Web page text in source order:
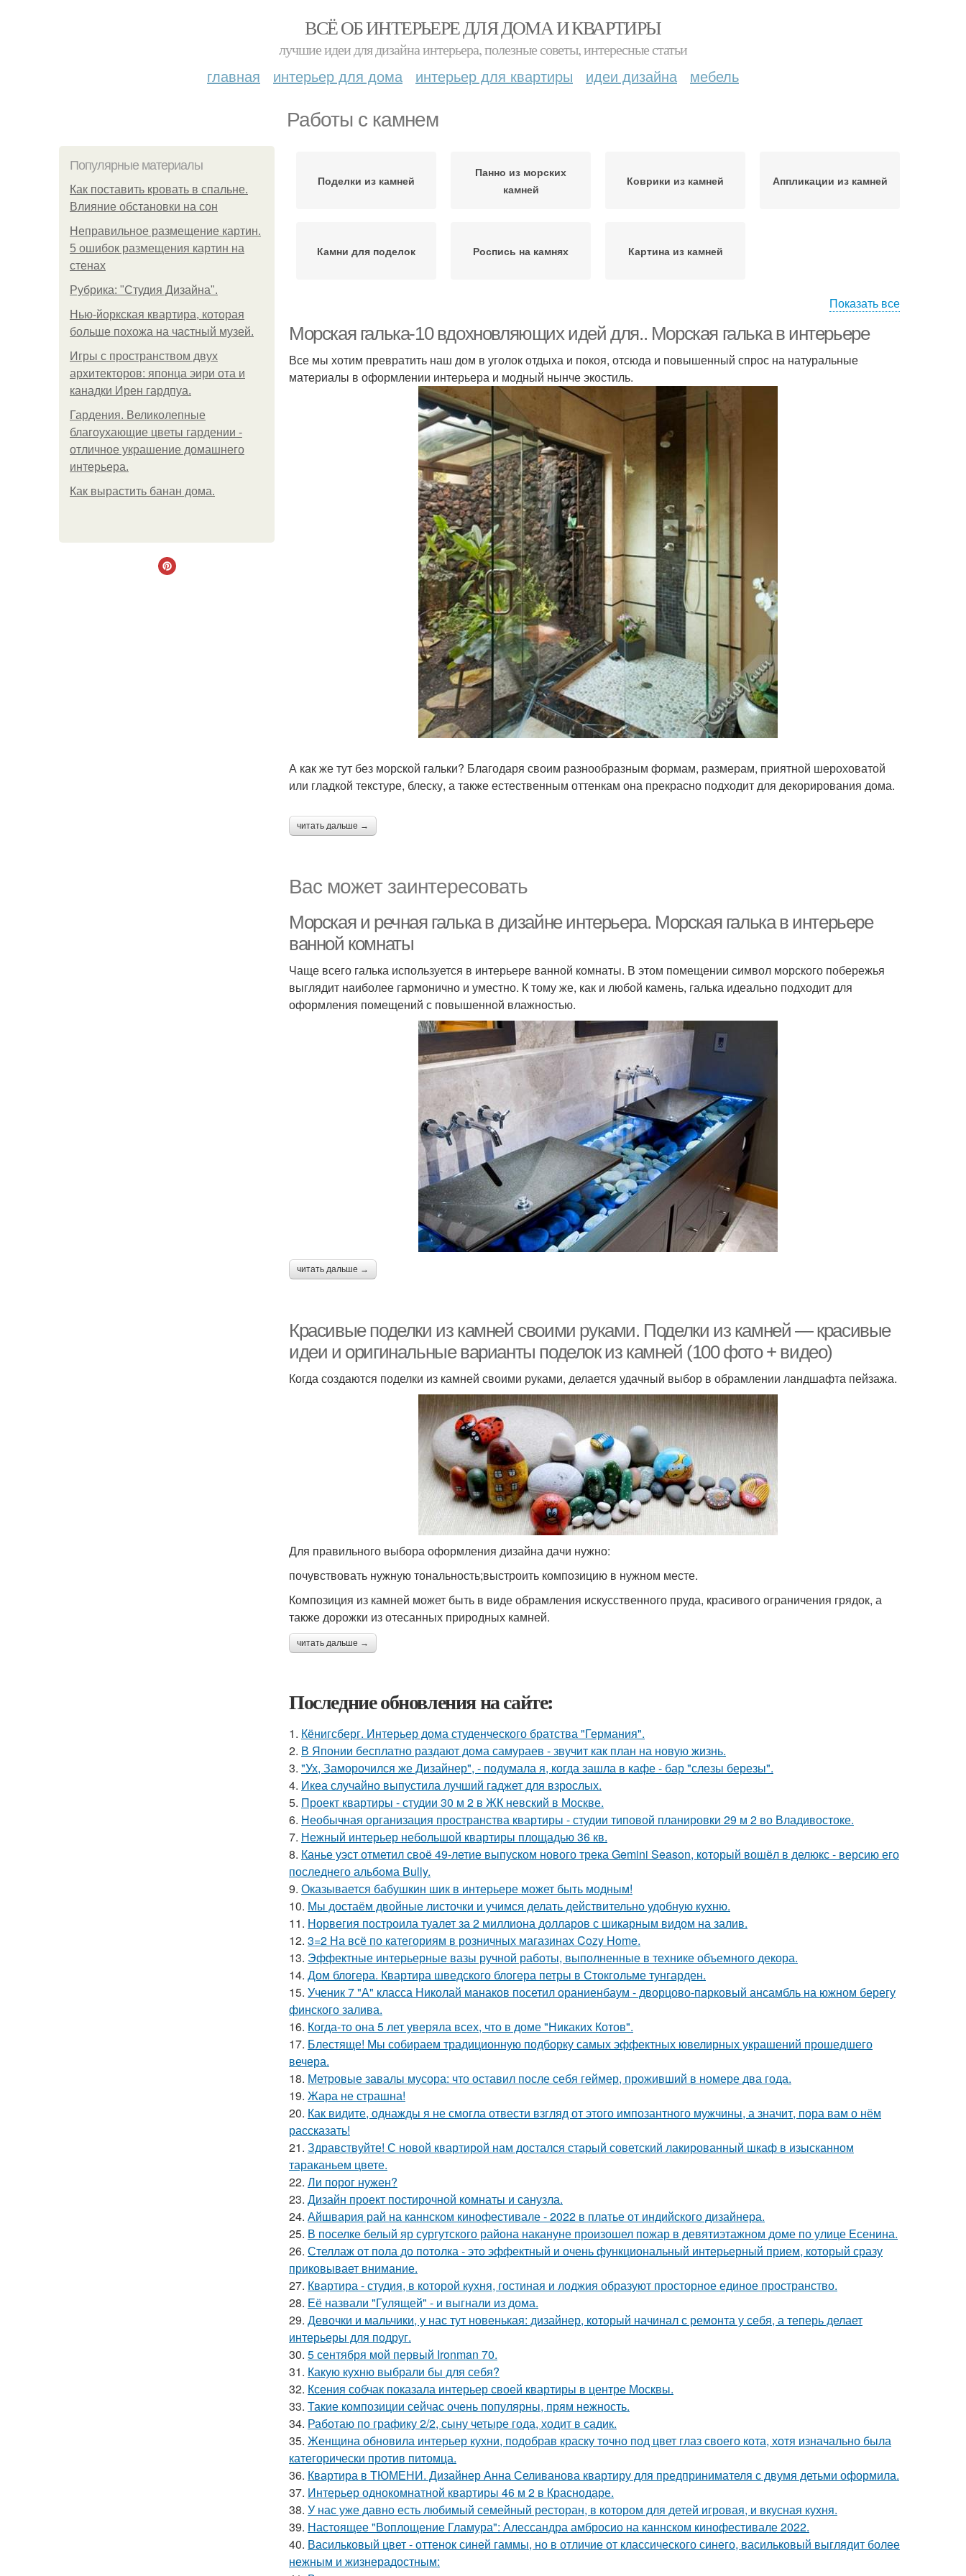
ВСЁ ОБ ИНТЕРЬЕРЕ ДЛЯ ДОМА И КВАРТИРЫ
лучшие идеи для дизайна интерьера, полезные советы, интересные статьи
главная интерьер для дома интерьер для квартиры идеи дизайна мебель
Работы с камнем
Популярные материалы
Как поставить кровать в спальне.
Влияние обстановки на сон
Неправильное размещение картин.
5 ошибок размещения картин на
стенах
Рубрика: "Студия Дизайна".
Нью-йоркская квартира, которая
больше похожа на частный музей.
Игры с пространством двух
архитекторов: японца эири ота и
канадки Ирен гардпуа.
Гардения. Великолепные
благоухающие цветы гардении -
отличное украшение домашнего
интерьера.
Как вырастить банан дома.
Поделки из камней
Панно из морских
камней
Коврики из камней Аппликации из камней
Камни для поделок Роспись на камнях Картина из камней
Показать все
Морская галька-10 вдохновляющих идей для.. Морская галька в интерьере
Все мы хотим превратить наш дом в уголок отдыха и покоя, отсюда и повышенный спрос на натуральные
материалы в оформлении интерьера и модный нынче экостиль.
А как же тут без морской гальки? Благодаря своим разнообразным формам, размерам, приятной шероховатой
или гладкой текстуре, блеску, а также естественным оттенкам она прекрасно подходит для декорирования дома.
читать дальше →
Вас может заинтересовать
Морская и речная галька в дизайне интерьера. Морская галька в интерьере
ванной комнаты
Чаще всего галька используется в интерьере ванной комнаты. В этом помещении символ морского побережья
выглядит наиболее гармонично и уместно. К тому же, как и любой камень, галька идеально подходит для
оформления помещений с повышенной влажностью.
читать дальше →
Красивые поделки из камней своими руками. Поделки из камней — красивые
идеи и оригинальные варианты поделок из камней (100 фото + видео)
Когда создаются поделки из камней своими руками, делается удачный выбор в обрамлении ландшафта пейзажа.
Для правильного выбора оформления дизайна дачи нужно:
почувствовать нужную тональность;выстроить композицию в нужном месте.
Композиция из камней может быть в виде обрамления искусственного пруда, красивого ограничения грядок, а
также дорожки из отесанных природных камней.
читать дальше →
Последние обновления на сайте:
1. Кёнигсберг. Интерьер дома студенческого братства "Германия".
2. В Японии бесплатно раздают дома самураев - звучит как план на новую жизнь.
3. "Ух, Заморочился же Дизайнер", - подумала я, когда зашла в кафе - бар "слезы березы".
4. Икеа случайно выпустила лучший гаджет для взрослых.
5. Проект квартиры - студии 30 м 2 в ЖК невский в Москве.
6. Необычная организация пространства квартиры - студии типовой планировки 29 м 2 во Владивостоке.
7. Нежный интерьер небольшой квартиры площадью 36 кв.
8. Канье уэст отметил своё 49-летие выпуском нового трека Gemini Season, который вошёл в делюкс - версию его
последнего альбома Bully.
9. Оказывается бабушкин шик в интерьере может быть модным!
10. Мы достаём двойные листочки и учимся делать действительно удобную кухню.
11. Норвегия построила туалет за 2 миллиона долларов с шикарным видом на залив.
12. 3=2 На всё по категориям в розничных магазинах Cozy Home.
13. Эффектные интерьерные вазы ручной работы, выполненные в технике объемного декора.
14. Дом блогера. Квартира шведского блогера петры в Стокгольме тунгарден.
15. Ученик 7 "А" класса Николай манаков посетил ораниенбаум - дворцово-парковый ансамбль на южном берегу
финского залива.
16. Когда-то она 5 лет уверяла всех, что в доме "Никаких Котов".
17. Блестяще! Мы собираем традиционную подборку самых эффектных ювелирных украшений прошедшего
вечера.
18. Метровые завалы мусора: что оставил после себя геймер, проживший в номере два года.
19. Жара не страшна!
20. Как видите, однажды я не смогла отвести взгляд от этого импозантного мужчины, а значит, пора вам о нём
рассказать!
21. Здравствуйте! С новой квартирой нам достался старый советский лакированный шкаф в изысканном
тараканьем цвете.
22. Ли порог нужен?
23. Дизайн проект постирочной комнаты и санузла.
24. Айшвария рай на каннском кинофестивале - 2022 в платье от индийского дизайнера.
25. В поселке белый яр сургутского района накануне произошел пожар в девятиэтажном доме по улице Есенина.
26. Стеллаж от пола до потолка - это эффектный и очень функциональный интерьерный прием, который сразу
приковывает внимание.
27. Квартира - студия, в которой кухня, гостиная и лоджия образуют просторное единое пространство.
28. Её назвали "Гулящей" - и выгнали из дома.
29. Девочки и мальчики, у нас тут новенькая: дизайнер, который начинал с ремонта у себя, а теперь делает
интерьеры для подруг.
30. 5 сентября мой первый Ironman 70.
31. Какую кухню выбрали бы для себя?
32. Ксения собчак показала интерьер своей квартиры в центре Москвы.
33. Такие композиции сейчас очень популярны, прям нежность.
34. Работаю по графику 2/2, сыну четыре года, ходит в садик.
35. Женщина обновила интерьер кухни, подобрав краску точно под цвет глаз своего кота, хотя изначально была
категорически против питомца.
36. Квартира в ТЮМЕНИ. Дизайнер Анна Селиванова квартиру для предпринимателя с двумя детьми оформила.
37. Интерьер однокомнатной квартиры 46 м 2 в Краснодаре.
38. У нас уже давно есть любимый семейный ресторан, в котором для детей игровая, и вкусная кухня.
39. Настоящее "Воплощение Гламура": Алессандра амбросио на каннском кинофестивале 2022.
40. Васильковый цвет - оттенок синей гаммы, но в отличие от классического синего, васильковый выглядит более
нежным и жизнерадостным: